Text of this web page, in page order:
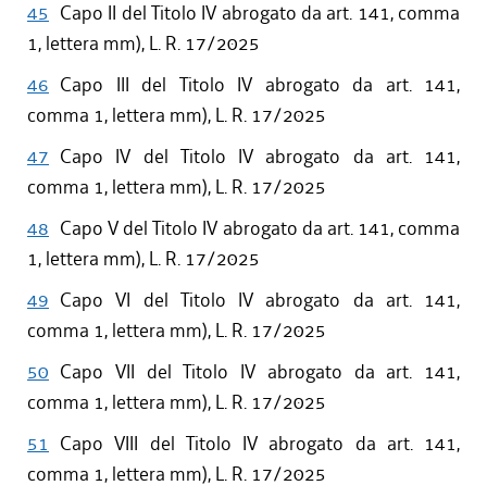
45 Capo II del Titolo IV abrogato da art. 141, comma
1, lettera mm), L. R. 17/2025
46 Capo III del Titolo IV abrogato da art. 141,
comma 1, lettera mm), L. R. 17/2025
47 Capo IV del Titolo IV abrogato da art. 141,
comma 1, lettera mm), L. R. 17/2025
48 Capo V del Titolo IV abrogato da art. 141, comma
1, lettera mm), L. R. 17/2025
49 Capo VI del Titolo IV abrogato da art. 141,
comma 1, lettera mm), L. R. 17/2025
50 Capo VII del Titolo IV abrogato da art. 141,
comma 1, lettera mm), L. R. 17/2025
51 Capo VIII del Titolo IV abrogato da art. 141,
comma 1, lettera mm), L. R. 17/2025